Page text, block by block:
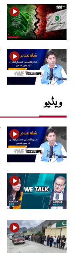
ویڈیو